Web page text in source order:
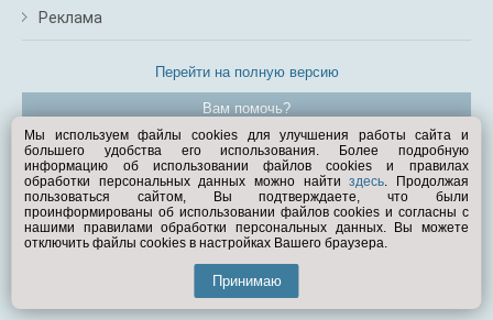
Реклама
Перейти на полную версию
Вам помочь?
© Exist.ru 1998—2026
Мы используем файлы cookies для улучшения работы сайта и
большего удобства его использования. Более подробную
информацию об использовании файлов cookies и правилах
обработки персональных данных можно найтиздесь. Продолжая
пользоваться сайтом, Вы подтверждаете, что были
проинформированы об использовании файлов cookies и согласны с
нашими правилами обработки персональных данных. Вы можете
отключить файлы cookies в настройках Вашего браузера.
Принимаю